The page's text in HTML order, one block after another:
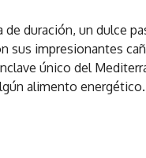
duración, un dulce
sus impresionantes
único del
alimento